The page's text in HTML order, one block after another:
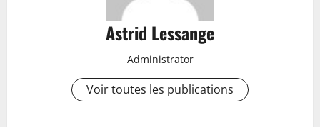
Astrid Lessange
Administrator
Voir toutes les publications